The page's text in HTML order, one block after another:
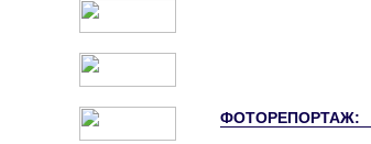
ФОТОРЕПОРТАЖ: